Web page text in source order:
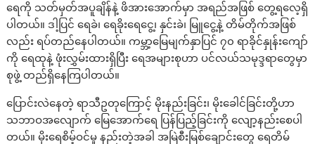
ရေကို သတ်မှတ်အပူချိန်နဲ့ ဖိအားအောက်မှာ အရည်အဖြစ် တွေ့ရလေ့ရှိ
ပါတယ်။ ဒါ့ပြင် ရေခဲ၊ ရေခိုးရေငွေ့၊ နှင်းခဲ၊ မြူငွေ့နဲ့ တိမ်တိုက်အဖြစ်
လည်း ရပ်တည်နေပါတယ်။ ကမ္ဘာ့မြေမျက်နှာပြင် ၇၀ ရာခိုင်နှုန်းကျော်
ကို ရေထုနဲ့ ဖုံးလွှမ်းထားရှိပြီး ရေအများစုဟာ ပင်လယ်သမုဒ္ဒရာတွေမှာ
စုဖွဲ့ တည်ရှိနေကြပါတယ်။
ပြောင်းလဲနေတဲ့ ရာသီဥတုကြောင့် မိုးနည်းခြင်း၊ မိုးခေါင်ခြင်းတို့ဟာ
သဘာဝအလျောက် မြေအောက်ရေ ပြန်ပြည့်ခြင်းကို လျော့နည်းစေပါ
တယ်။ မိုးရေစိမ့်ဝင်မှု နည်းတဲ့အခါ အမြဲစီးမြစ်ချောင်းတွေ ရေတိမ်